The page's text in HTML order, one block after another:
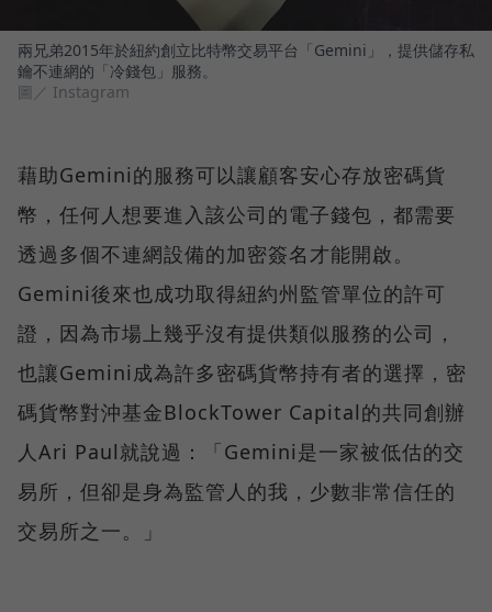
兩兄弟2015年於紐約創立比特幣交易平台「Gemini」，提供儲存私
鑰不連網的「冷錢包」服務。
圖／ Instagram
藉助Gemini的服務可以讓顧客安心存放密碼貨
幣，任何人想要進入該公司的電子錢包，都需要
透過多個不連網設備的加密簽名才能開啟。
Gemini後來也成功取得紐約州監管單位的許可
證，因為市場上幾乎沒有提供類似服務的公司，
也讓Gemini成為許多密碼貨幣持有者的選擇，密
碼貨幣對沖基金BlockTower Capital的共同創辦
人Ari Paul就說過：「Gemini是一家被低估的交
易所，但卻是身為監管人的我，少數非常信任的
交易所之一。」